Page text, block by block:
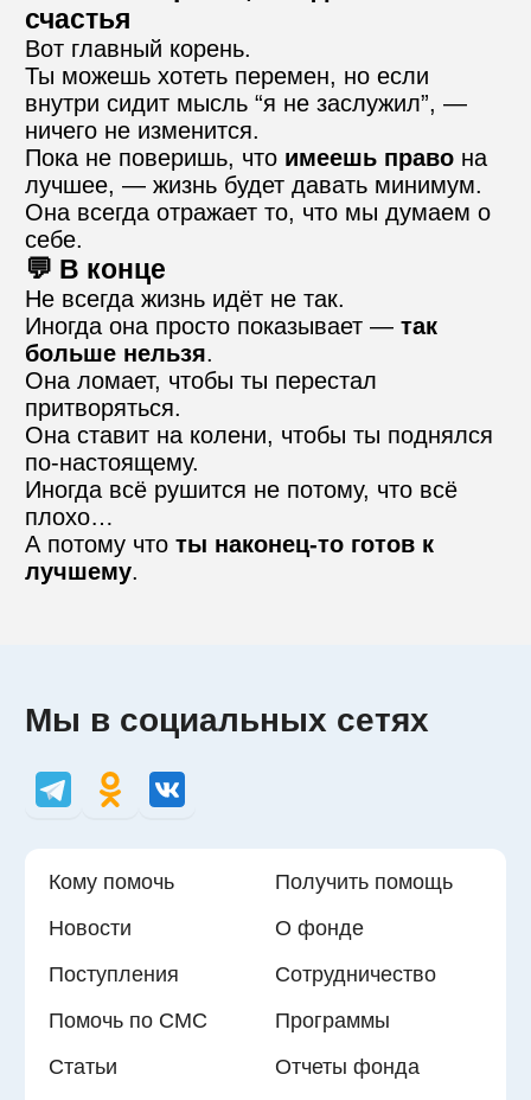
счастья
Вот главный корень.
Ты можешь хотеть перемен, но если
внутри сидит мысль “я не заслужил”, —
ничего не изменится.
Пока не поверишь, что имеешь право на
лучшее, — жизнь будет давать минимум.
Она всегда отражает то, что мы думаем о
себе.
💬 В конце
Не всегда жизнь идёт не так.
Иногда она просто показывает — так
больше нельзя.
Она ломает, чтобы ты перестал
притворяться.
Она ставит на колени, чтобы ты поднялся
по-настоящему.
Иногда всё рушится не потому, что всё
плохо…
А потому что ты наконец-то готов к
лучшему.
Мы в социальных сетях
Кому помочь
Получить помощь
Новости
О фонде
Поступления
Сотрудничество
Помочь по СМС
Программы
Статьи
Отчеты фонда